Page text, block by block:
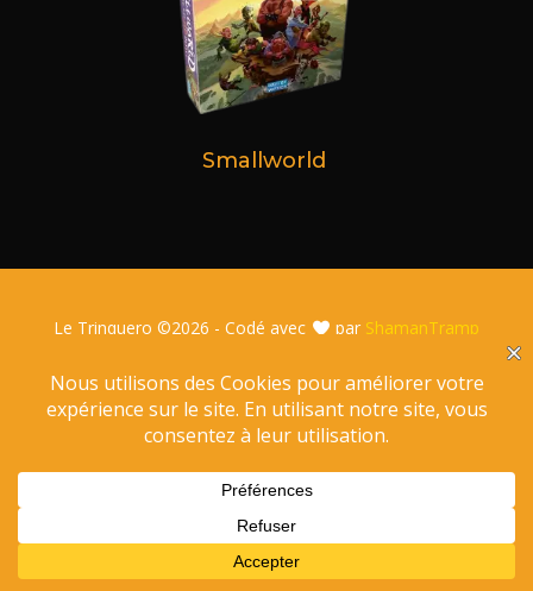
Smallworld
Le Trinquero ©2026 - Codé avec par ShamanTramp